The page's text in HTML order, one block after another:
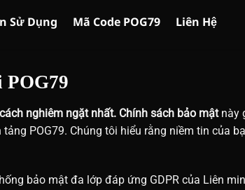
Sử Dụng Mã Code POG79 Liên Hệ
POG79
nghiêm ngặt nhất. Chính sách bảo mậtnày
POG79. Chúng tôi hiểu rằng niềm tin của
bảo mật đa lớp đáp ứng GDPR của Liên